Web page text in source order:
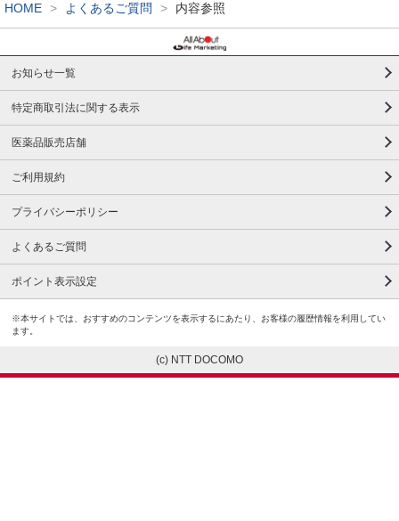
HOME > よくあるご質問 > 内容参照
お知らせ一覧
特定商取引法に関する表示
医薬品販売店舗
ご利用規約
プライバシーポリシー
よくあるご質問
ポイント表示設定
※本サイトでは、おすすめのコンテンツを表示するにあたり、お客様の履歴情報を利用してい
ます。
(c) NTT DOCOMO